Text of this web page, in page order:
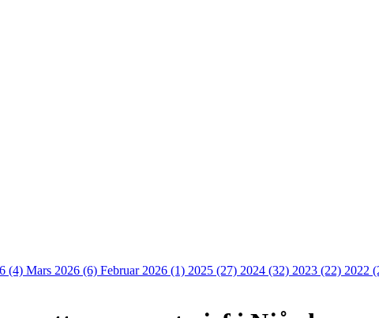
(4) Mars 2026 (6) Februar 2026 (1) 2025 (27) 2024 (32) 2023 (22) 2022